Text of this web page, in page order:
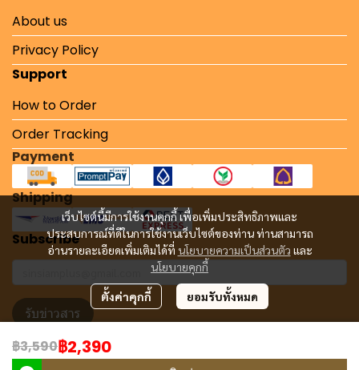
฿3,590฿2,390
เว็บไซต์นี้มีการใช้งานคุกกี้ เพื่อเพิ่มประสิทธิภาพและ
ประสบการณ์ที่ดีในการใช้งานเว็บไซต์ของท่าน ท่านสามารถ
อ่านรายละเอียดเพิ่มเติมได้ที่ นโยบายความเป็นส่วนตัว และ
นโยบายคุกกี้
ตั้งค่าคุกกี้ ยอมรับทั้งหมด
About us
Privacy Policy
Support
How to Order
Order Tracking
Payment
Shipping
Subscribe
รับข่าวสาร
Copyright 2024 | All Rights Reserved | Powered by MWE